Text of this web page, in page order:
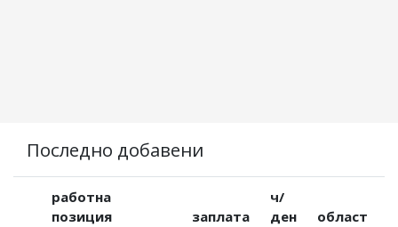
Последно добавени
работна
позиция
заплата
ч/
ден
област